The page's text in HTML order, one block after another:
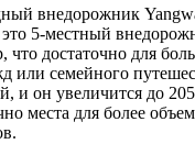
внедорожник
это 5-местный
что достаточно для
или семейного
и он увеличится до
места для более